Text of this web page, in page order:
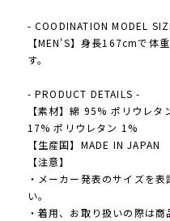
- COODINATION MODEL
【MEN'S】身長167cmで体
す。
- PRODUCT DETAILS -
【素材】綿 95% ポリウレ
17% ポリウレタン 1%
【生産国】MADE IN JAPAN
【注意】
・メーカー発表のサイズを
い。
・着用、お取り扱いの際は